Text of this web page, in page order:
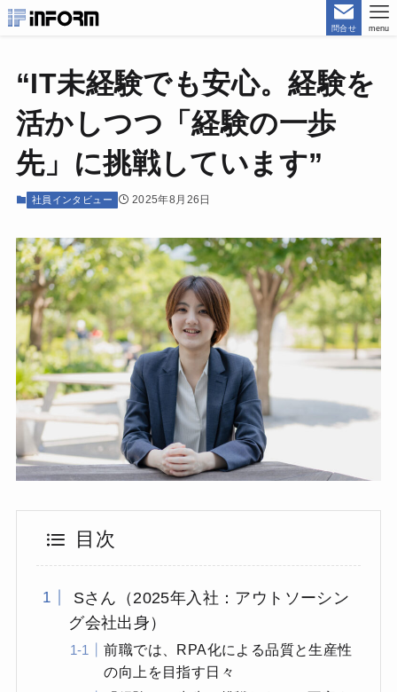
問合せ menu
“IT未経験でも安心。経験を
活かしつつ「経験の一歩
先」に挑戦しています”
社員インタビュー 2025年8月26日
目次
Sさん（2025年入社：アウトソーシン
グ会社出身）
前職では、RPA化による品質と生産性
の向上を目指す日々